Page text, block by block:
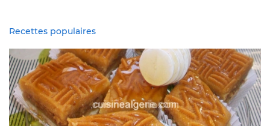
Recettes populaires